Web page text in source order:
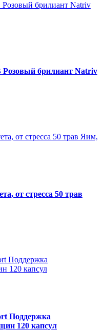
Розовый брилиант Natriv
от стресса 50 трав
Поддержка
120 капсул